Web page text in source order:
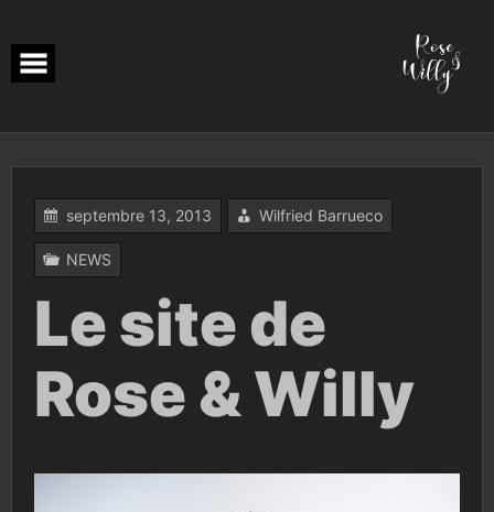
content
septembre 13, 2013 Wilfried Barrueco
NEWS
Le site de
Rose & Willy